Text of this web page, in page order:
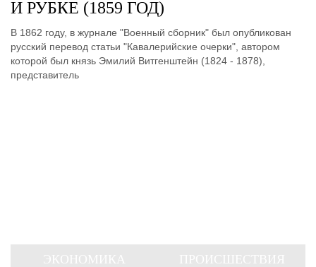
И РУБКЕ (1859 ГОД)
В 1862 году, в журнале "Военный сборник" был опубликован
русский перевод статьи "Кавалерийские очерки", автором
которой был князь Эмилий Витгенштейн (1824 - 1878),
представитель